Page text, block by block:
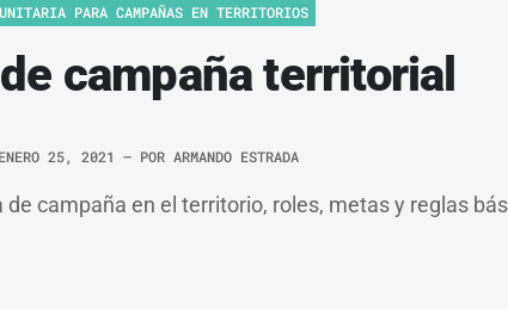
PARA CAMPAÑAS EN TERRITORIOS
campaña territorial
ENERO 25, 2021 – POR ARMANDO ESTRADA
campaña en el territorio, roles, metas y reglas